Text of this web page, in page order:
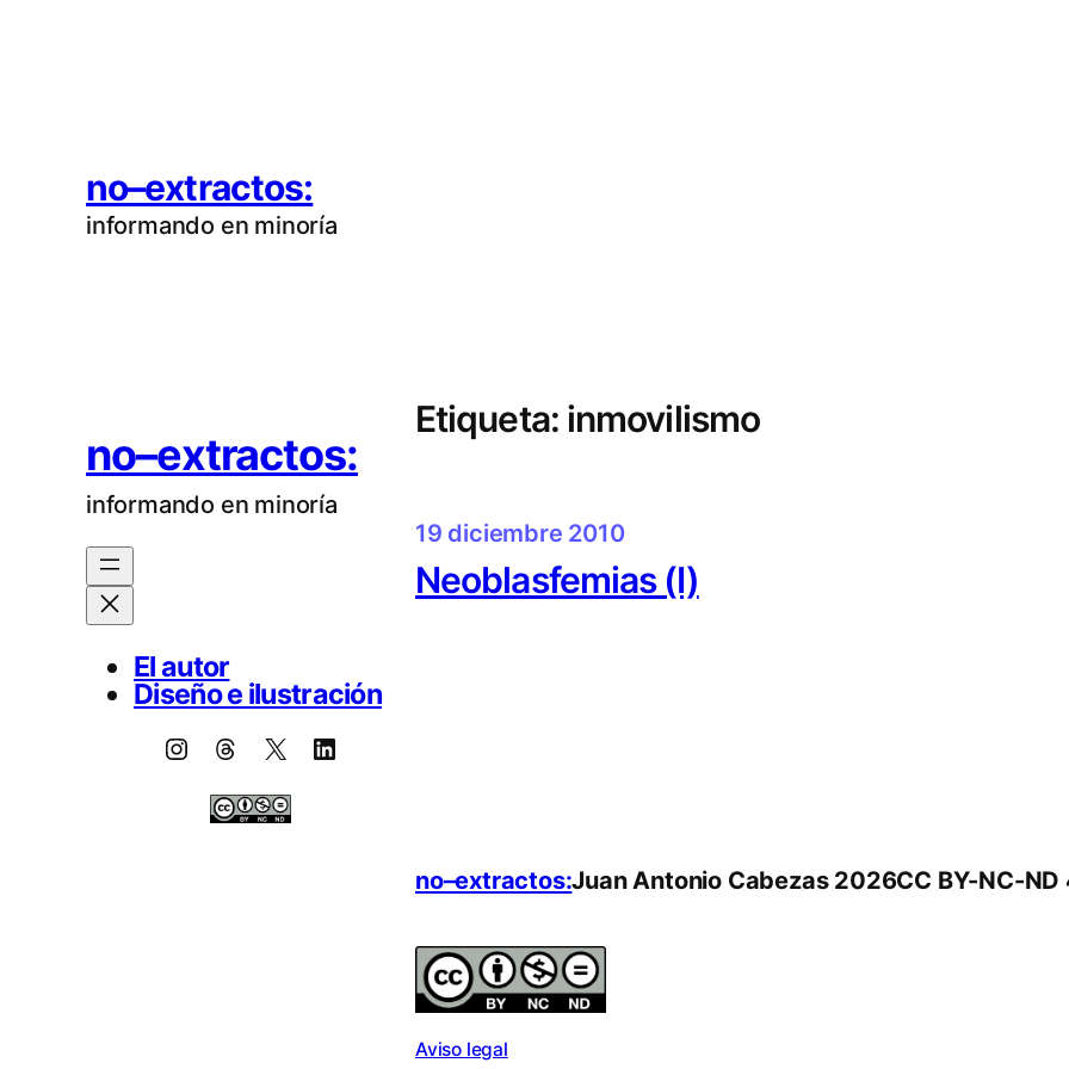
no–extractos:
informando en minoría
no–extractos:
informando en minoría
El autor
Diseño e ilustración
Instagram
Threads X LinkedIn
Etiqueta: inmovilismo
19 diciembre 2010
Neoblasfemias (I)
no–extractos:Juan Antonio Cabezas 2026CC BY-NC-ND
Aviso legal